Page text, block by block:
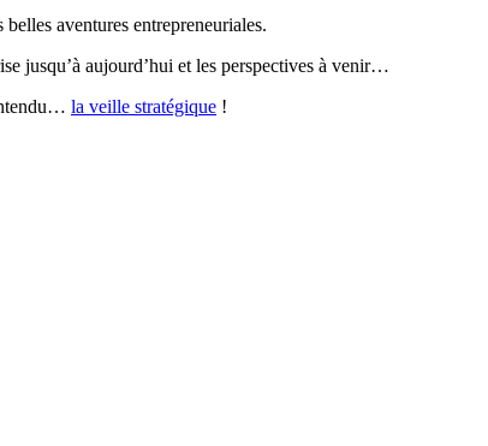
aventures entrepreneuriales.
jusqu’à aujourd’hui et les perspectives à venir…
la veille stratégique !